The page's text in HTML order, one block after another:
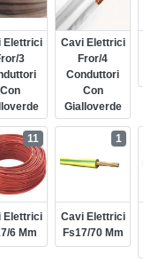
Elettrici
3
Con
Cavi Elettrici
Fror/4
Conduttori
Con
Gialloverde
Elettrici
6 Mm
11
Cavi Elettrici
Fs17/70 Mm
1